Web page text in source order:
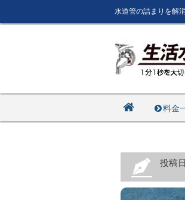
水道管の詰まりを解
料金
投稿